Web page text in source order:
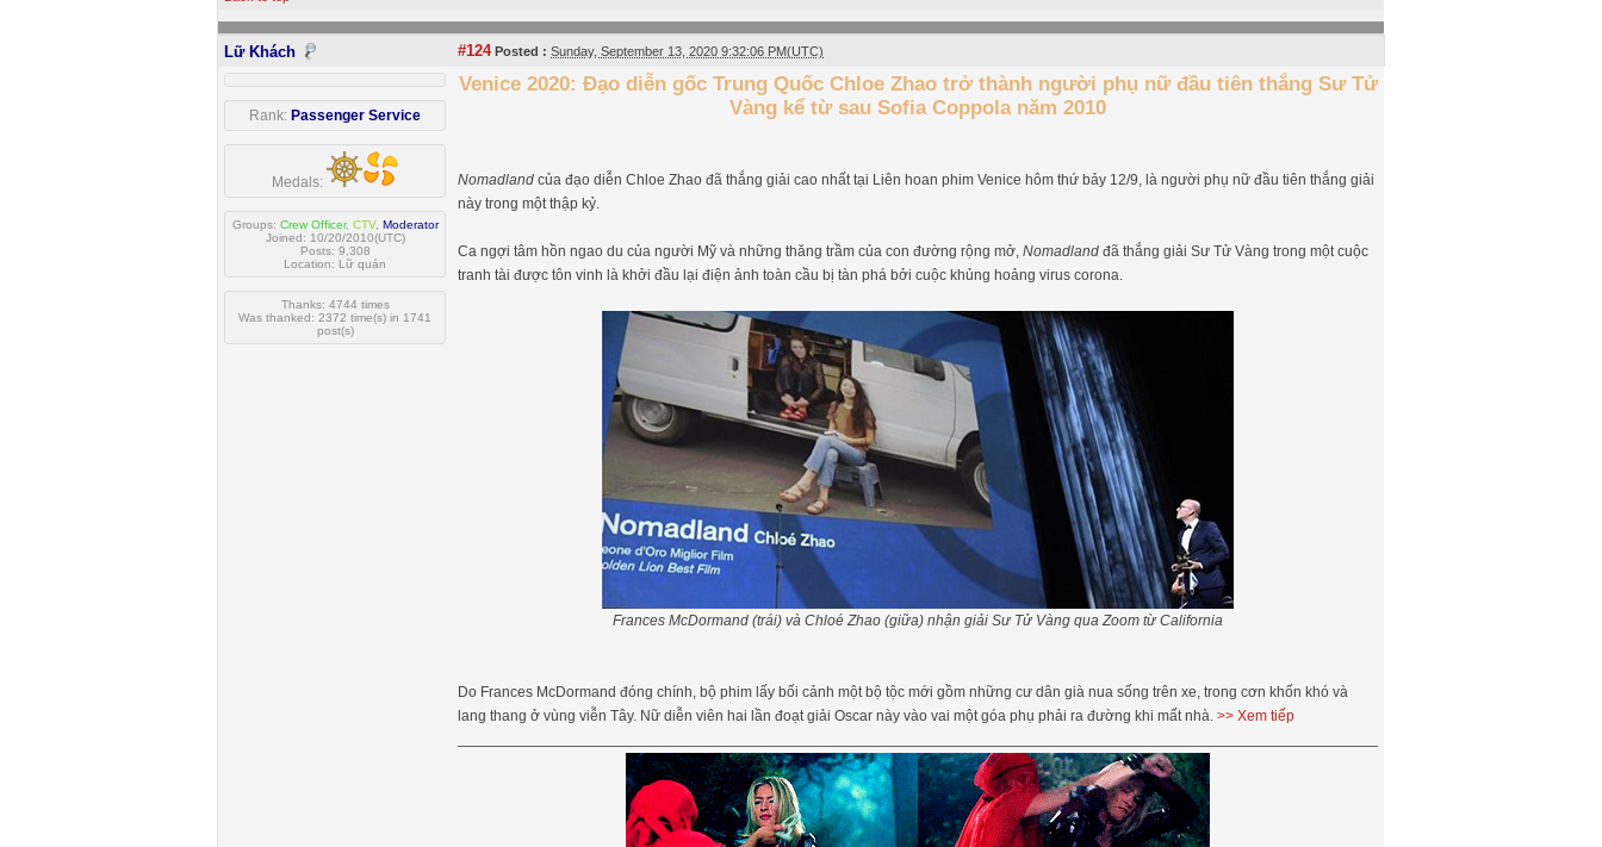
Lữ Khách #124Posted : Sunday, September 13, 2020 9:32:06 PM(UTC)
Rank: Passenger Service
Medals:
Groups: Crew Officer, CTV, Moderator
Joined: 10/20/2010(UTC)
Posts: 9,308
Location: Lữ quán
Thanks: 4744 times
Was thanked: 2372 time(s) in 1741
post(s)
Venice 2020: Đạo diễn gốc Trung Quốc Chloe Zhao trở thành người phụ nữ đầu tiên thắng Sư Tử
Vàng kể từ sau Sofia Coppola năm 2010
Nomadland của đạo diễn Chloe Zhao đã thắng giải cao nhất tại Liên hoan phim Venice hôm thứ bảy 12/9, là người phụ nữ đầu tiên thắng giải
này trong một thập kỷ.
Ca ngợi tâm hồn ngao du của người Mỹ và những thăng trầm của con đường rộng mở, Nomadland đã thắng giải Sư Tử Vàng trong một cuộc
tranh tài được tôn vinh là khởi đầu lại điện ảnh toàn cầu bị tàn phá bởi cuộc khủng hoảng virus corona.
Frances McDormand (trái) và Chloé Zhao (giữa) nhận giải Sư Tử Vàng qua Zoom từ California
Do Frances McDormand đóng chính, bộ phim lấy bối cảnh một bộ tộc mới gồm những cư dân già nua sống trên xe, trong cơn khốn khó và
lang thang ở vùng viễn Tây. Nữ diễn viên hai lần đoạt giải Oscar này vào vai một góa phụ phải ra đường khi mất nhà. >> Xem tiếp